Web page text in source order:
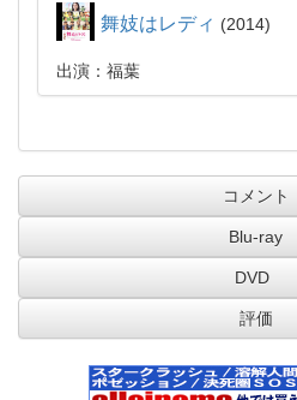
舞妓はレディ 2014
出演：福葉
コメント
Blu-ray
DVD
評価